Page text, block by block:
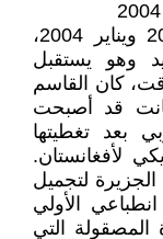
خلال زيارتي لدمشق بين ديسمبر 2003 ويناير 2004،
وهو يستقبل
كان القاسم
قد أصبحت
بعد تغطيتها
الأمريكي لأفغانستان.
لتجميل
الأولي
التي